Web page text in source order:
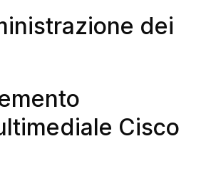
dei
Cisco